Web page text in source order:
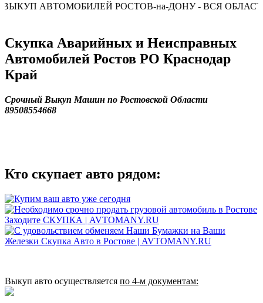
РОСТОВ-на-ДОНУ - ВСЯ ОБЛАСТЬ
Скупка Аварийных и Неисправных
Автомобилей Ростов РО Краснодар
Край
Срочный Выкуп Машин по Ростовской Области
89508554668
Кто скупает авто рядом:
Выкуп авто осуществляется по 4‑м документам: